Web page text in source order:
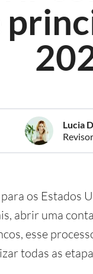
Lucia
os Estados
abrir uma
esse
todas as